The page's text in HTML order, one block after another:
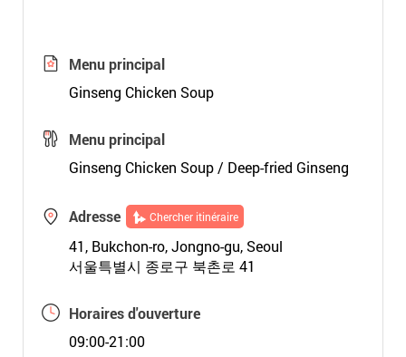
Menu principal
Ginseng Chicken Soup
Menu principal
Ginseng Chicken Soup / Deep-fried Ginseng
Adresse Chercher itinéraire
41, Bukchon-ro, Jongno-gu, Seoul
서울특별시 종로구 북촌로 41
Horaires d'ouverture
09:00-21:00